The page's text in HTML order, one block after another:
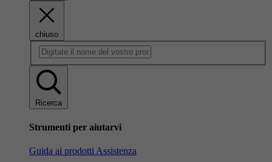
chiuso
Ricerca
Strumenti per aiutarvi
Guida ai prodotti Assistenza